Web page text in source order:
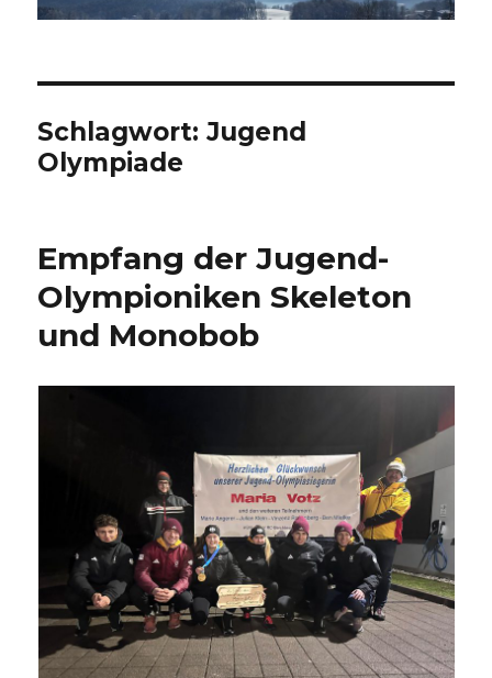
Schlagwort:Jugend
Olympiade
Empfang der Jugend-
Olympioniken Skeleton
und Monobob